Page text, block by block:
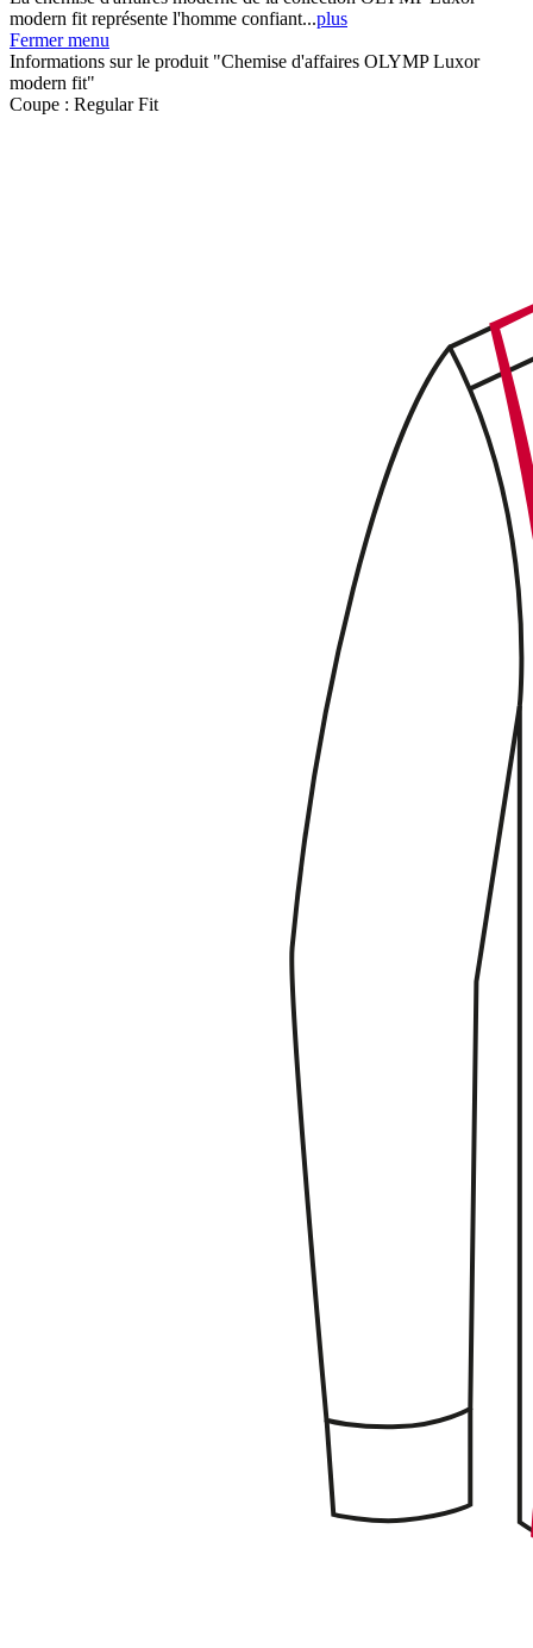
modern fit représente l'homme confiant...plus
Fermer menu
Informations sur le produit "Chemise d'affaires OLYMP Luxor
modern fit"
Coupe : Regular Fit